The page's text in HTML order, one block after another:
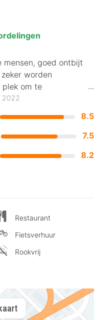
8.5
7.5
8.2
mensen, goed ontbijt
worden
plek om te
2022
Restaurant
Fietsverhuur
Rookvrij